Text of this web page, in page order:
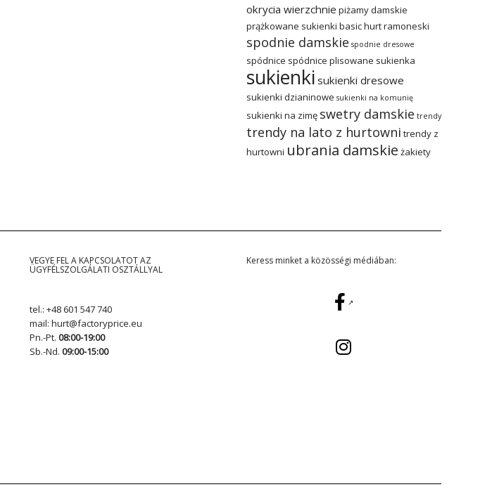
okrycia wierzchnie piżamy damskie
prążkowane sukienki basic hurtramoneski
spodnie damskie spodnie dresowe
spódnice spódnice plisowane sukienka
sukienki sukienki dresowe
sukienki dzianinowe sukienki na komunię
sukienki na zimę swetry damskie trendy
trendy na lato z hurtowni trendy z
hurtowni ubrania damskie żakiety
VEGYE FEL A KAPCSOLATOT AZ
ÜGYFÉLSZOLGÁLATI OSZTÁLLYAL
tel.: +48 601 547 740
mail: hurt@factoryprice.eu
Pn.-Pt. 08:00-19:00
Sb.-Nd. 09:00-15:00
Keress minket a közösségi médiában: